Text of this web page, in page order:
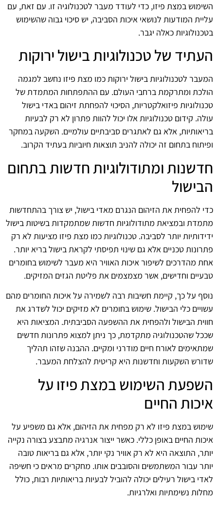
השימוש במצת פיזו, כדי לעודד מעבר לטכנולוגיה זו. עם זאת, עם
עליית המודעות לנושאי איכות הסביבה, יש סיכוי גבוה שהשימוש
בטכנולוגיות כאלה יגבר.
העתיד של טכנולוגיות בישול ירוקות
המעבר לטכנולוגיות בישול ירוקות כמו מצת פיזו נחשב למגמה
הולכת ומתרקמת ברחבי העולם. עם ההתפתחות המתמדת של
טכנולוגיות פיזואלקטריות, הסיכוי להפחתת זיהום באדי בישול
עולה. קידום טכנולוגיות אלו יכול להוות פתרון לא רק לבעיות
בריאותיות, אלא גם לאתגרים סביבתיים עולמיים. השקעה במחקר
ופיתוח בתחום זה יכולה להניב תוצאות חיוביות בעתיד הקרוב.
חדשנות ומתודולוגיות חדשות בתחום
הבישול
כדי להפחית את הזיהום הנגרם מאדי בישול, יש צורך בהתחדשות
מתמדת ובמציאת מתודולוגיות חדשות שמתמקדות בשיטות בישול
ידידותיות יותר לסביבה. טכנולוגיות כמו מצת פיזו מציעות לא רק
פתרונות טכניים אלא גם שינוי תפיסתי לקראת בישול בריא יותר.
אחת מהדרכים לשיפור איכות האוויר היא מעבר לשימוש בחומרים
טבעיים וחדישים, אשר מצמצמים את פליטת הגזים המזיקים.
נוסף על כך, קיימת חשיבות רבה לשמירה על איכות החומרים מהם
עשויים כלי הבישול. שימוש בחומרים לא מזיקים יכול לשדרג את
חווית הבישול ולהפחית את ההשפעה הסביבתית. המציאות היא
שככל שהטכנולוגיה מתקדמת, כך ניתן למצוא פתרונות חדשים
שמתאימים לאורח חיים מודרני ומקיים. ההבנה שזהו תהליך
שדורש השקעות וחדשנות היא קריטית להצלחת המעבר.
השפעת השימוש במצת פיזו על
איכות החיים
שימוש במצת פיזו לא רק מפחית את הזיהום, אלא גם משפיע על
איכות החיים באופן כללי. כאשר ייצור אנרגיה מתבצע בצורה נקייה
יותר, התוצאה היא לא רק אוויר נקי יותר, אלא גם בריאות טובה
יותר עבור המשתמשים והסובבים אותו. מחקרים מראים כי חשיפה
לאדי בישול רעילים יכולה להוביל לבעיות בריאותיות רבות, כולל
מחלות נשימתיות ואלרגיות.